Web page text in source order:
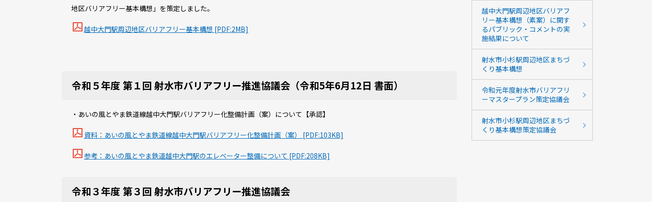
地区バリアフリー基本構想」を策定しました。
越中大門駅周辺地区バリアフリー基本構想 [PDF:2MB]
令和５年度 第１回 射水市バリアフリー推進協議会（令和5年6月12日 書面）
・あいの風とやま鉄道線越中大門駅バリアフリー化整備計画（案）について【承認】
資料：あいの風とやま鉄道線越中大門駅バリアフリー化整備計画（案） [PDF:103KB]
参考：あいの風とやま鉄道越中大門駅のエレベーター整備について [PDF:208KB]
令和３年度 第３回 射水市バリアフリー推進協議会
越中大門駅周辺地区バリアフ
リー基本構想（素案）に関す
るパブリック・コメントの実
施結果について
射水市小杉駅周辺地区まちづ
くり基本構想
令和元年度射水市バリアフリ
ーマスタープラン策定協議会
射水市小杉駅周辺地区まちづ
くり基本構想策定協議会